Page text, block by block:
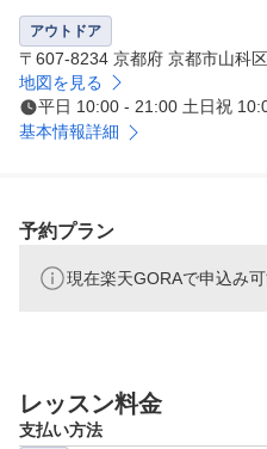
アウトドア
〒607-8234 京都府 京都市山科
地図を見る
平日 10:00 - 21:00 土日祝
基本情報詳細
予約プラン
現在楽天GORAで申込み
レッスン料金
支払い方法